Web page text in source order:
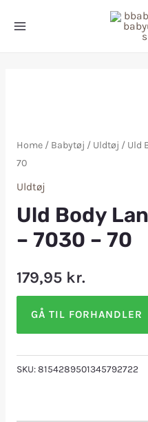
Home/ Babytøj / Uldtøj / Uld
70
Uldtøj
Uld Body
– 7030 – 70
179,95 kr.
GÅ TIL FORHANDLER
SKU:8154289501345792722